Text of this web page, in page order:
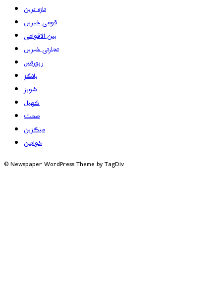
تازہ ترین
قومی خبریں
بین الاقوامی
تجارتی خبریں
رپورٹس
بلاگز
شوبز
کھیل
صحت
میگزین
خواتین
© Newspaper WordPress Theme by TagDiv